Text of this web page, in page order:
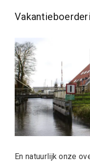
En natuurlijk onze